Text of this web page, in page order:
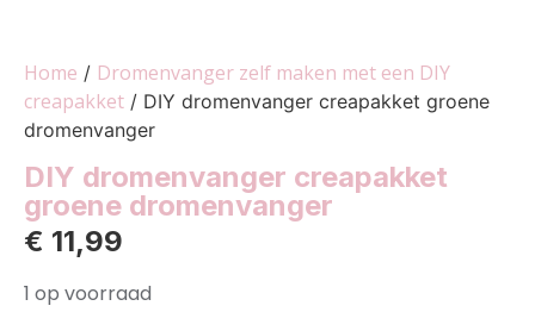
Home / Dromenvanger zelf maken met een DIY
creapakket / DIY dromenvanger creapakket groene
dromenvanger
DIY dromenvanger creapakket
groene dromenvanger
€ 11,99
1 op voorraad